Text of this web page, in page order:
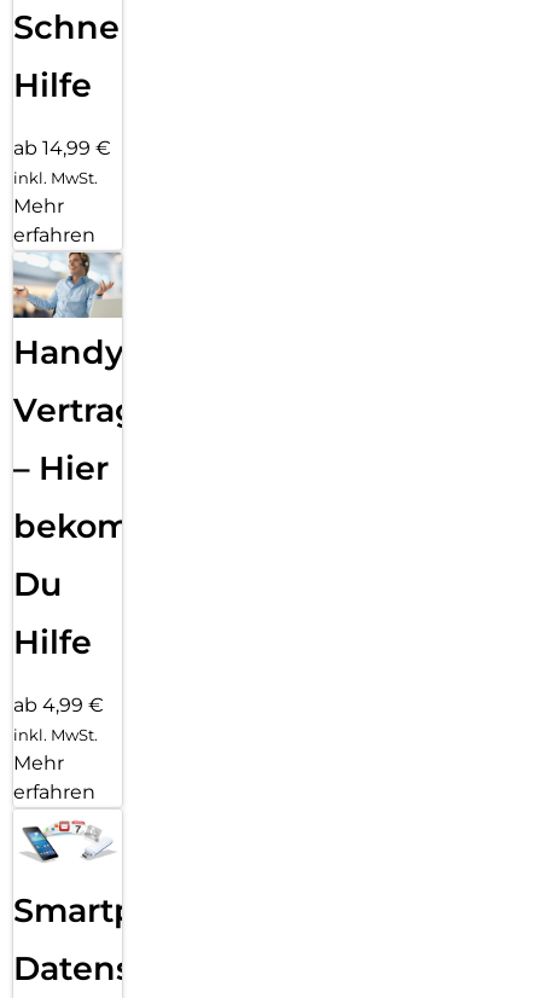
Schnelle
Hilfe
ab 14,99 €
inkl. MwSt.
Mehr
erfahren
Handy
Vertragsabwicklung
– Hier
bekommst
Du
Hilfe
ab 4,99 €
inkl. MwSt.
Mehr
erfahren
Smartphone
Datensicherung